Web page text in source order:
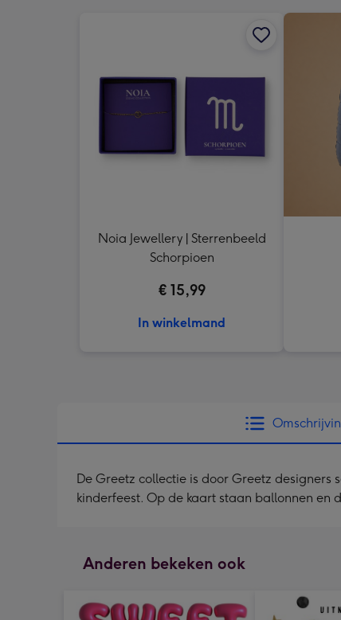
Noia Jewellery | Sterrenbeeld
Schorpioen
€ 15,99
In winkelmand
De Greetz collectie is door Greetz
kinderfeest. Op de kaart staan ballonnen en
Anderen bekeken ook